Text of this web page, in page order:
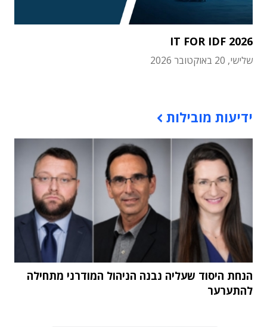
IT FOR IDF 2026
שלישי, 20 באוקטובר 2026
ידיעות מובילות
הנחת היסוד שעליה נבנה הניהול המודרני מתחילה
להתערער